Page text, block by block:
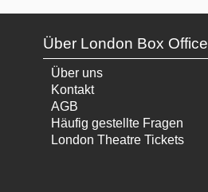
Über London Box Office
Über uns
Kontakt
AGB
Häufig gestellte Fragen
London Theatre Tickets